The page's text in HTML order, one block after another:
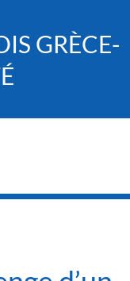
GRÈCE-